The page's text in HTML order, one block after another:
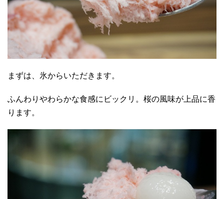
まずは、氷からいただきます。
ふんわりやわらかな食感にビックリ。桜の風味が上品に香
ります。